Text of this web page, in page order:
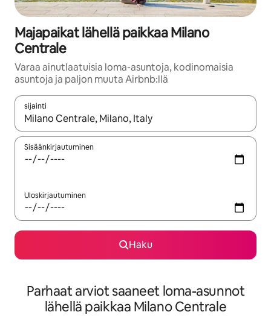
Majapaikat lähellä paikkaa Milano
Centrale
Varaa ainutlaatuisia loma-asuntoja, kodinomaisia
asuntoja ja paljon muuta Airbnb:llä
sijainti
Kun tulokset ovat saatavilla, navigoi ylös- ja alas-
Sisäänkirjautuminen
Uloskirjautuminen
Haku
Parhaat arviot saaneet loma-asunnot
lähellä paikkaa Milano Centrale